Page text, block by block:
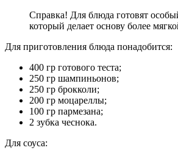
Справка! Для блюда готовят
который делает основу более
Для приготовления блюда понадобится:
400 гр готового теста;
250 гр шампиньонов;
250 гр брокколи;
200 гр моцареллы;
100 гр пармезана;
2 зубка чеснока.
Для соуса: